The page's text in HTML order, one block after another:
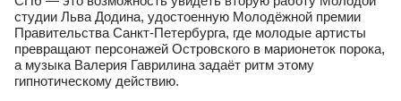
студии Льва Додина, удостоенную Молодёжной премии
Правительства Санкт-Петербурга, где молодые артисты
превращают персонажей Островского в марионеток порока,
а музыка Валерия Гаврилина задаёт ритм этому
гипнотическому действию.